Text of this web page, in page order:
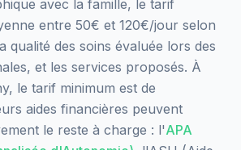
avec la famille, le tarif
entre 50€ et 120€/jour selon
qualité des soins évaluée lors des
et les services proposés. À
le tarif minimum est de
aides financières peuvent
le reste à charge : l'APA